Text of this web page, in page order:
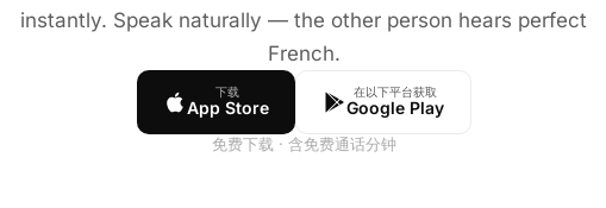
instantly. Speak naturally — the other person hears perfect
French.
下载
App Store
在以下平台获取
Google Play
免费下载 · 含免费通话分钟